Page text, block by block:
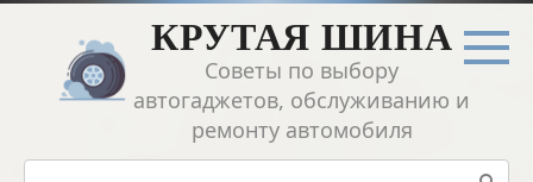
Перейти
контенту
КРУТАЯ ШИНА
Советы по выбору
автогаджетов, обслуживанию и
ремонту автомобиля
Поиск: